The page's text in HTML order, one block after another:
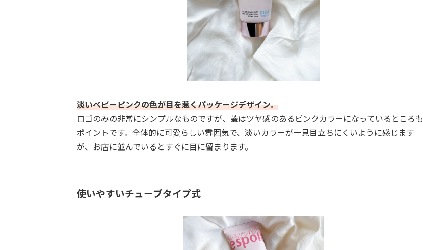
淡いベビーピンクの色が目を惹くパッケージデザイン。
ロゴのみの非常にシンプルなものですが、蓋はツヤ感のあるピンクカラーになっているところも
ポイントです。全体的に可愛らしい雰囲気で、淡いカラーが一見目立ちにくいように感じます
が、お店に並んでいるとすぐに目に留まります。
使いやすいチューブタイプ式